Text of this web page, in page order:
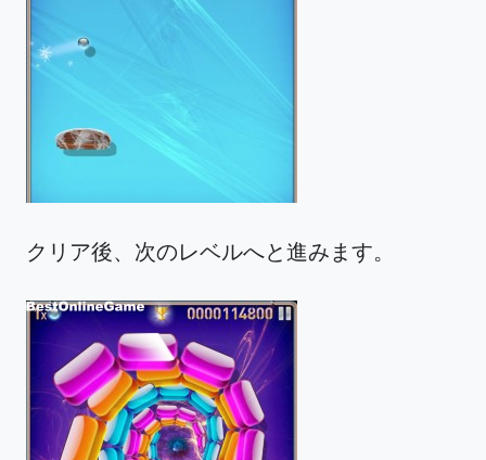
クリア後、次のレベルへと進みます。